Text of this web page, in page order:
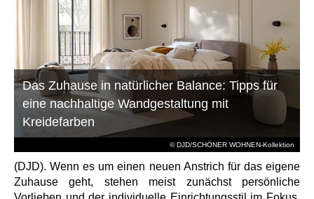
© DJD/SCHÖNER WOHNEN-Kollektion
Das Zuhause in natürlicher Balance: Tipps für
eine nachhaltige Wandgestaltung mit
Kreidefarben
(DJD). Wenn es um einen neuen Anstrich für das eigene
Zuhause geht, stehen meist zunächst persönliche